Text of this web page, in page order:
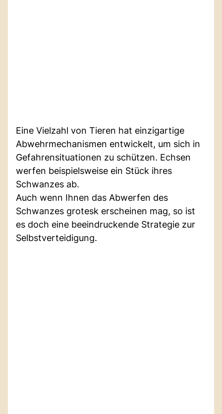
Eine Vielzahl von Tieren hat einzigartige
Abwehrmechanismen entwickelt, um sich in
Gefahrensituationen zu schützen. Echsen
werfen beispielsweise ein Stück ihres
Schwanzes ab.
Auch wenn Ihnen das Abwerfen des
Schwanzes grotesk erscheinen mag, so ist
es doch eine beeindruckende Strategie zur
Selbstverteidigung.